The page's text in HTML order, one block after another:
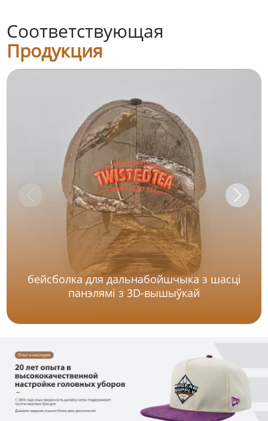
Соответствующая
Продукция
бейсболка для дальнабойшчыка з шасці
панэлямі з 3D-вышыўкай